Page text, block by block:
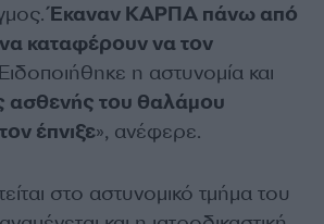
Έκαναν ΚΑΡΠΑ πάνω από
καταφέρουν να τον
Ειδοποιήθηκε η αστυνομία και
ασθενής του θαλάμου
έπνιξε», ανέφερε.
στο αστυνομικό τμήμα του